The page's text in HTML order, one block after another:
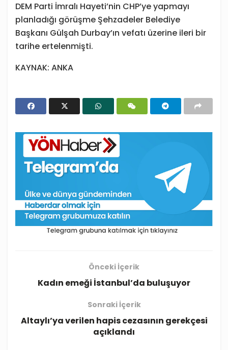
DEM Parti İmralı Hayeti’nin CHP’ye yapmayı
planladığı görüşme Şehzadeler Belediye
Başkanı Gülşah Durbay’ın vefatı üzerine ileri bir
tarihe ertelenmişti.
KAYNAK: ANKA
Önceki İçerik
Kadın emeği İstanbul’da buluşuyor
Sonraki İçerik
Altaylı’ya verilen hapis cezasının gerekçesi
açıklandı